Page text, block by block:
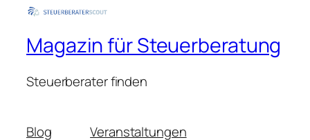
Magazin für Steuerberatung
Steuerberater finden
Blog Veranstaltungen